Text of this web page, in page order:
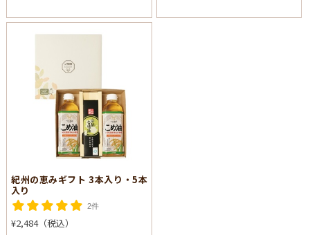
紀州の恵みギフト 3本入り・5本
入り
2件
¥2,484（税込）